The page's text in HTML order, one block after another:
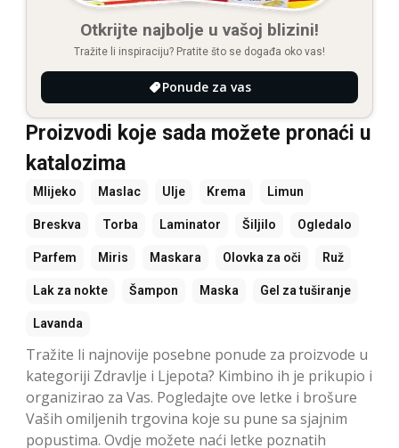
Otkrijte najbolje u vašoj blizini!
Tražite li inspiraciju? Pratite što se događa oko vas!
Ponude za vas
Proizvodi koje sada možete pronaći u
katalozima
Mlijeko Maslac Ulje Krema Limun
Breskva Torba Laminator Šiljilo Ogledalo
Parfem Miris Maskara Olovka za oči Ruž
Lak za nokte Šampon Maska Gel za tuširanje
Lavanda
Tražite li najnovije posebne ponude za proizvode u
kategoriji Zdravlje i Ljepota? Kimbino ih je prikupio i
organizirao za Vas. Pogledajte ove letke i brošure
Vaših omiljenih trgovina koje su pune sa sjajnim
popustima. Ovdje možete naći letke poznatih